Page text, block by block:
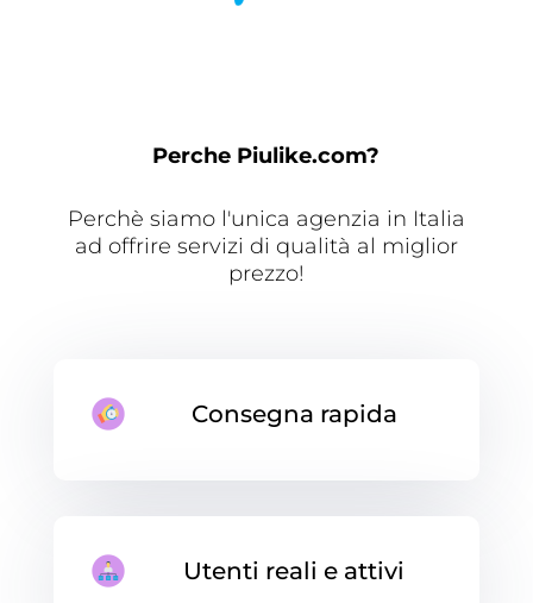
Perche Piulike.com?
Perchè siamo l'unica agenzia in Italia
ad offrire servizi di qualità al miglior
prezzo!
Consegna rapida
Utenti reali e attivi